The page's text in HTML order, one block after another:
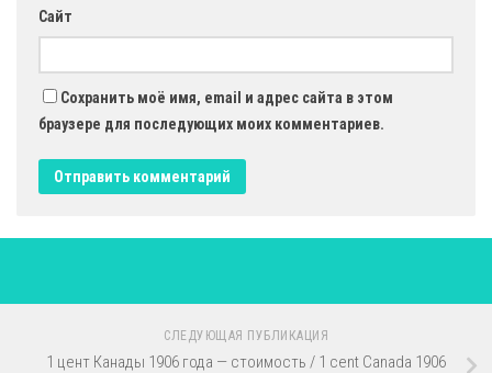
Сайт
Сохранить моё имя, email и адрес сайта в этом
браузере для последующих моих комментариев.
СЛЕДУЮЩАЯ ПУБЛИКАЦИЯ
1 цент Канады 1906 года — стоимость / 1 cent Canada 1906